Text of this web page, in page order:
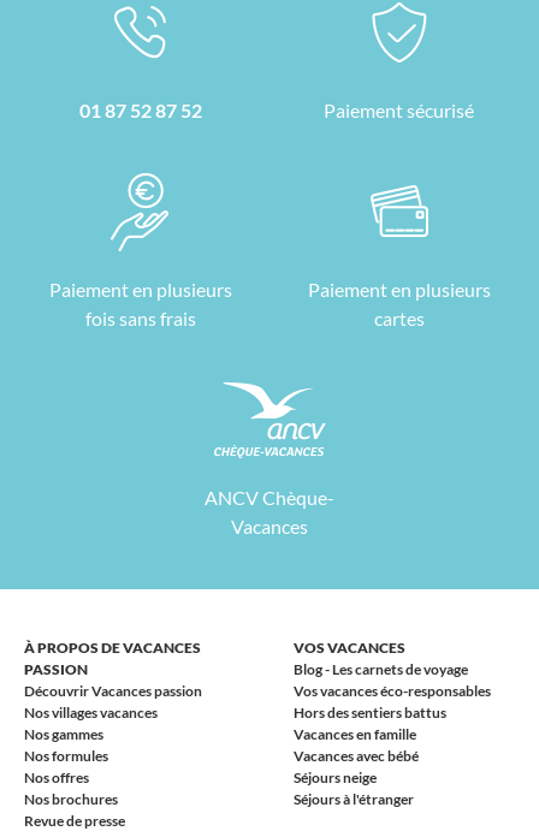
01 87 52 87 52 Paiement sécurisé
Paiement en plusieurs
fois sans frais
Paiement en plusieurs
cartes
ANCV Chèque-
Vacances
À PROPOS DE VACANCES
PASSION
Découvrir Vacances passion
Nos villages vacances
Nos gammes
Nos formules
Nos offres
Nos brochures
Revue de presse
VOS VACANCES
Blog - Les carnets de voyage
Vos vacances éco-responsables
Hors des sentiers battus
Vacances en famille
Vacances avec bébé
Séjours neige
Séjours à l'étranger